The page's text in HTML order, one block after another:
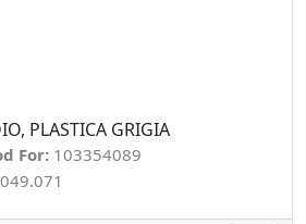
PLASTICA GRIGIA
For: 103354089